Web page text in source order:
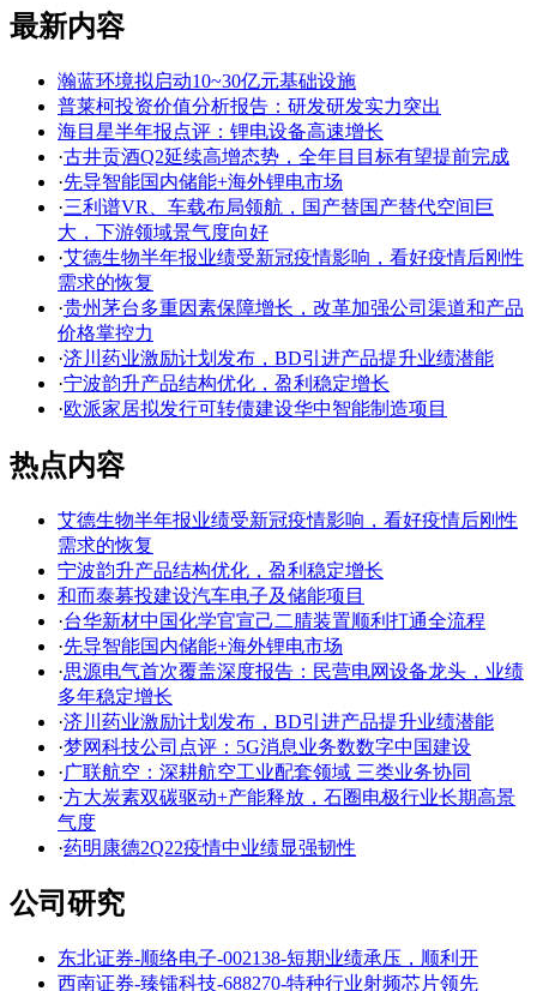
最新内容
瀚蓝环境拟启动10~30亿元基础设施
普莱柯投资价值分析报告：研发研发实力突出
海目星半年报点评：锂电设备高速增长
·古井贡酒Q2延续高增态势，全年目目标有望提前完成
·先导智能国内储能+海外锂电市场
·三利谱VR、车载布局领航，国产替国产替代空间巨
大，下游领域景气度向好
·艾德生物半年报业绩受新冠疫情影响，看好疫情后刚性
需求的恢复
·贵州茅台多重因素保障增长，改革加强公司渠道和产品
价格掌控力
·济川药业激励计划发布，BD引进产品提升业绩潜能
·宁波韵升产品结构优化，盈利稳定增长
·欧派家居拟发行可转债建设华中智能制造项目
热点内容
艾德生物半年报业绩受新冠疫情影响，看好疫情后刚性
需求的恢复
宁波韵升产品结构优化，盈利稳定增长
和而泰募投建设汽车电子及储能项目
·台华新材中国化学官宣己二腈装置顺利打通全流程
·先导智能国内储能+海外锂电市场
·思源电气首次覆盖深度报告：民营电网设备龙头，业绩
多年稳定增长
·济川药业激励计划发布，BD引进产品提升业绩潜能
·梦网科技公司点评：5G消息业务数数字中国建设
·广联航空：深耕航空工业配套领域 三类业务协同
·方大炭素双碳驱动+产能释放，石圈电极行业长期高景
气度
·药明康德2Q22疫情中业绩显强韧性
公司研究
东北证券-顺络电子-002138-短期业绩承压，顺利开
西南证券-臻镭科技-688270-特种行业射频芯片领先